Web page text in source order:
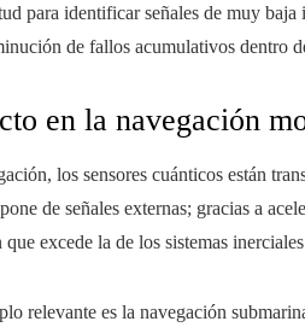
para identificar señales de muy baja
de fallos acumulativos dentro
en la navegación
los sensores cuánticos están
de señales externas; gracias a
que excede la de los sistemas
relevante es la navegación